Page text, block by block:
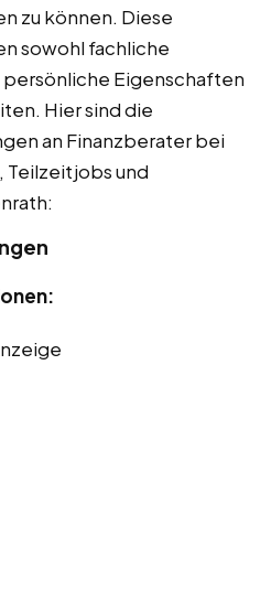
zu können. Diese
sowohl fachliche
persönliche Eigenschaften
Hier sind die
an Finanzberater bei
Teilzeitjobs und